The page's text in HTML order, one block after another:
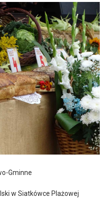
Gminne
w Siatkówce Plażowej